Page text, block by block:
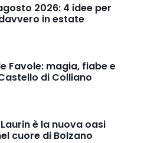
2026: 4 idee per
in estate
Favole: magia, fiabe e
di Colliano
è la nuova oasi
cuore di Bolzano